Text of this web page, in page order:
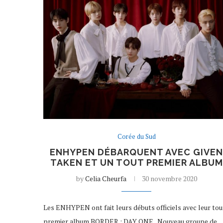
Corée du Sud
ENHYPEN DÉBARQUENT AVEC GIVEN
TAKEN ET UN TOUT PREMIER ALBUM
byCelia Cheurfa 30 novembre 2020
Les ENHYPEN ont fait leurs débuts officiels avec leur
premier album BORDER : DAY ONE. Nouveau groupe de